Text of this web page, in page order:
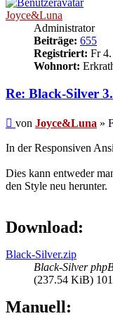
Joyce&Luna
Administrator
Beiträge: 655
Registriert: Fr
Wohnort:
Re: Black-Silver
Beitrag
von Joyce&Luna »
In der Responsiven
Dies kann entweder
den Style neu herunter.
Download:
Black-Silver.zip
Black-Silver
(237.54 KiB)
Manuell: